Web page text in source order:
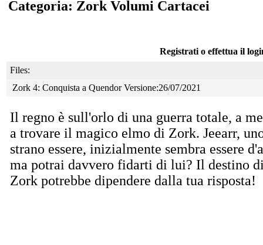
Categoria: Zork Volumi Cartacei
Registrati o effettua il
Files:
Zork 4: Conquista a Quendor Versione:26/07/2021
Il regno è sull'orlo di una guerra totale, a
a trovare il magico elmo di Zork. Jeearr,
strano essere, inizialmente sembra essere
ma potrai davvero fidarti di lui? Il destino
Zork potrebbe dipendere dalla tua risposta!